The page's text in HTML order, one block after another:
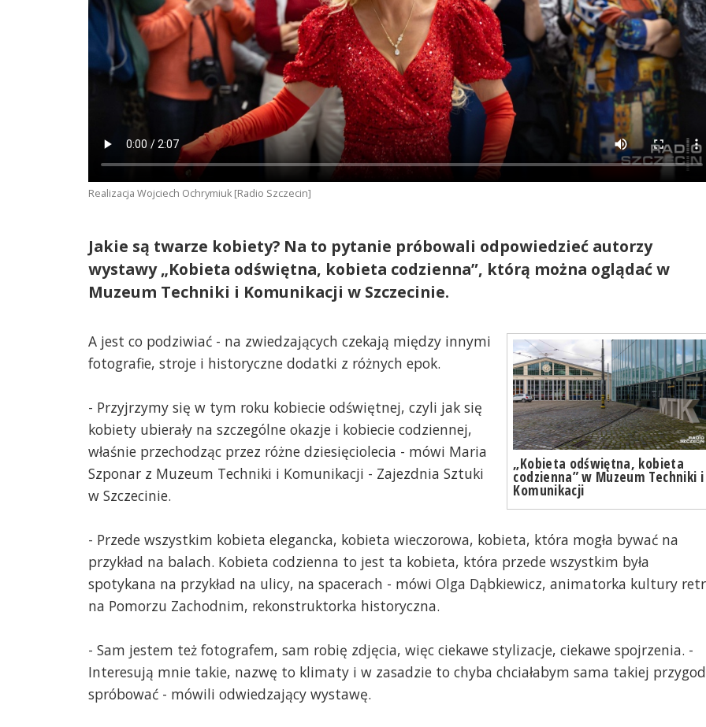
Realizacja Wojciech Ochrymiuk [Radio Szczecin]
Jakie są twarze kobiety? Na to pytanie próbowali odpowiedzieć autorzy
wystawy „Kobieta odświętna, kobieta codzienna”, którą można oglądać w
Muzeum Techniki i Komunikacji w Szczecinie.
„Kobieta odświętna, kobieta
codzienna” w Muzeum Techniki i
Komunikacji
A jest co podziwiać - na zwiedzających czekają między innymi
fotografie, stroje i historyczne dodatki z różnych epok.
- Przyjrzymy się w tym roku kobiecie odświętnej, czyli jak się
kobiety ubierały na szczególne okazje i kobiecie codziennej,
właśnie przechodząc przez różne dziesięciolecia - mówi Maria
Szponar z Muzeum Techniki i Komunikacji - Zajezdnia Sztuki
w Szczecinie.
- Przede wszystkim kobieta elegancka, kobieta wieczorowa, kobieta, która mogła bywać na
przykład na balach. Kobieta codzienna to jest ta kobieta, która przede wszystkim była
spotykana na przykład na ulicy, na spacerach - mówi Olga Dąbkiewicz, animatorka kultury
na Pomorzu Zachodnim, rekonstruktorka historyczna.
- Sam jestem też fotografem, sam robię zdjęcia, więc ciekawe stylizacje, ciekawe spojrzenia. -
Interesują mnie takie, nazwę to klimaty i w zasadzie to chyba chciałabym sama takiej
spróbować - mówili odwiedzający wystawę.